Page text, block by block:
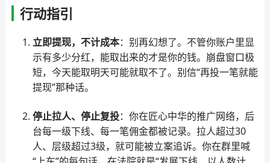
行动指引
立即提现，不计成本：别再幻想了。不管你账户里显
示有多少分红，能取出来的才是你的钱。崩盘窗口极
短，今天能取明天可能就取不了。别信“再投一笔就能
提现”那种话。
停止拉人、停止复投：你在匠心中华的推广网络，后
台每一级下线、每一笔佣金都被记录。拉人超过30
人、层级超过3级，就可能被立案追诉。你在群里喊